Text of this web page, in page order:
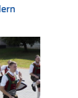
wie noch nie
wie noch nie